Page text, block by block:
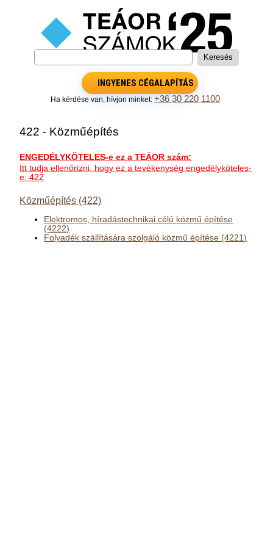
INGYENES CÉGALAPÍTÁS
Ha kérdése van, hívjon minket: +36 30 220 1100
422 - Közműépítés
ENGEDÉLYKÖTELES-e ez a TEÁOR szám:
Itt tudja ellenőrizni, hogy ez a tevékenység engedélyköteles-
e: 422
Közműépítés (422)
Elektromos, híradástechnikai célú közmű építése
(4222)
Folyadék szállítására szolgáló közmű építése (4221)